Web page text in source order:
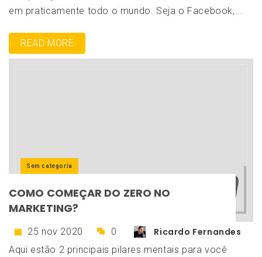
em praticamente todo o mundo. Seja o Facebook,...
READ MORE
Sem categoria
COMO COMEÇAR DO ZERO NO
MARKETING?
25 nov 2020 0 Ricardo Fernandes
Aqui estão 2 principais pilares mentais para você